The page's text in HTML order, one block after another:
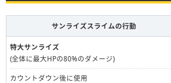
サンライズスライムの行動
特大サンライズ
(全体に最大HPの80%のダメージ)
カウントダウン後に使用